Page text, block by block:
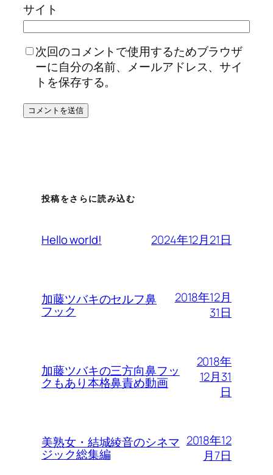
サイト
次回のコメントで使用するためブラウザ
ーに自分の名前、メールアドレス、サイ
トを保存する。
投稿をさらに読み込む
Hello world! 2024年12月21日
加藤ツバキのセルフ鼻
フック
2018年12月
31日
加藤ツバキの三方向鼻フッ
クもあり本格鼻責め動画
2018年
12月31
日
美熟女・結城綾音のシネマ
ジック総集編
2018年12
月7日